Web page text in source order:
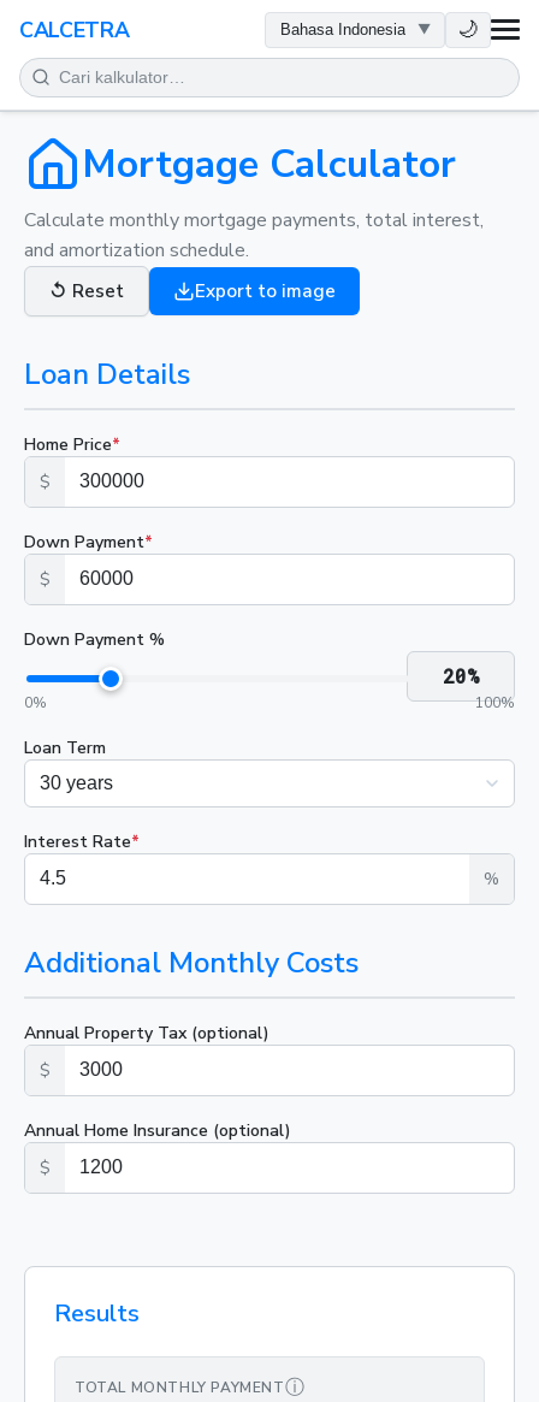
CALCETRA 🌙
MATEMATIKA
KONVERSI
SAINS
SEHARI-HARI
Mortgage Calculator
Calculate monthly mortgage payments, total interest,
and amortization schedule.
↺ Reset Export to image
Loan Details
Home Price*
$
Down Payment*
$
Down Payment %
20%
0% 100%
Loan Term
Interest Rate*
%
Additional Monthly Costs
Annual Property Tax (optional)
$
Annual Home Insurance (optional)
$
Results
TOTAL MONTHLY PAYMENTⓘ